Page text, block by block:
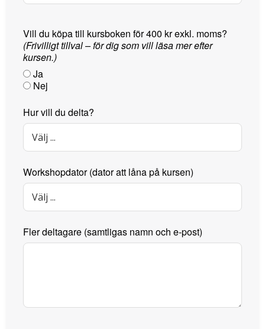
Vill du köpa till kursboken för 400 kr exkl. moms?
(Frivilligt tillval – för dig som vill läsa mer efter
kursen.)
Ja
Nej
Hur vill du delta?
Workshopdator (dator att låna på kursen)
Fler deltagare (samtligas namn och e-post)